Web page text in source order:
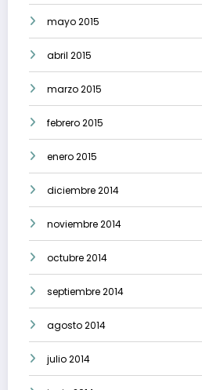
mayo 2015
abril 2015
marzo 2015
febrero 2015
enero 2015
diciembre 2014
noviembre 2014
octubre 2014
septiembre 2014
agosto 2014
julio 2014